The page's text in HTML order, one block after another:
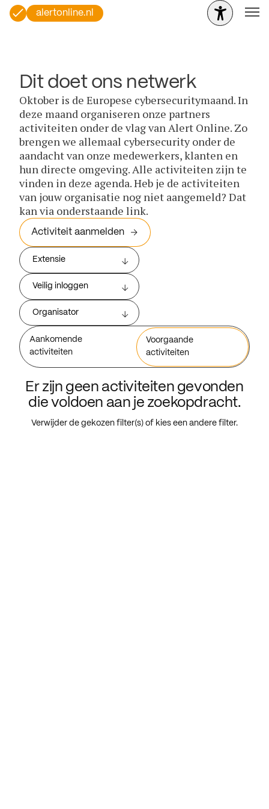
alertonline.nl
Dit doet ons netwerk
Oktober is de Europese cybersecuritymaand. In
deze maand organiseren onze partners
activiteiten onder de vlag van Alert Online. Zo
brengen we allemaal cybersecurity onder de
aandacht van onze medewerkers, klanten en
hun directe omgeving. Alle activiteiten zijn te
vinden in deze agenda. Heb je de activiteiten
van jouw organisatie nog niet aangemeld? Dat
kan via onderstaande link.
Activiteit aanmelden
Extensie
Veilig inloggen
Organisator
Aankomende
activiteiten
Voorgaande
activiteiten
Er zijn geen activiteiten gevonden
die voldoen aan je zoekopdracht.
Verwijder de gekozen filter(s) of kies een andere filter.